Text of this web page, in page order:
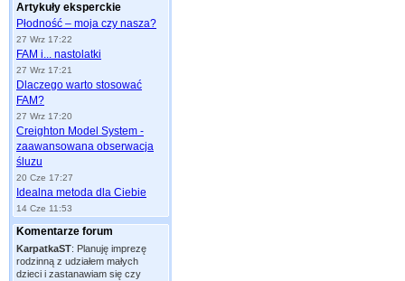
Artykuły eksperckie
Płodność – moja czy nasza?
27 Wrz 17:22
FAM i... nastolatki
27 Wrz 17:21
Dlaczego warto stosować
FAM?
27 Wrz 17:20
Creighton Model System -
zaawansowana obserwacja
śluzu
20 Cze 17:27
Idealna metoda dla Ciebie
14 Cze 11:53
Komentarze forum
KarpatkaST: Planuję imprezę
rodzinną z udziałem małych
dzieci i zastanawiam się czy